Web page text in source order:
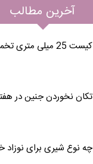
آخرین مطالب
کیست 25 میلی متری تخمدان قبل پریود
تکان نخوردن جنین در
چه نوع شیری برای نوزاد